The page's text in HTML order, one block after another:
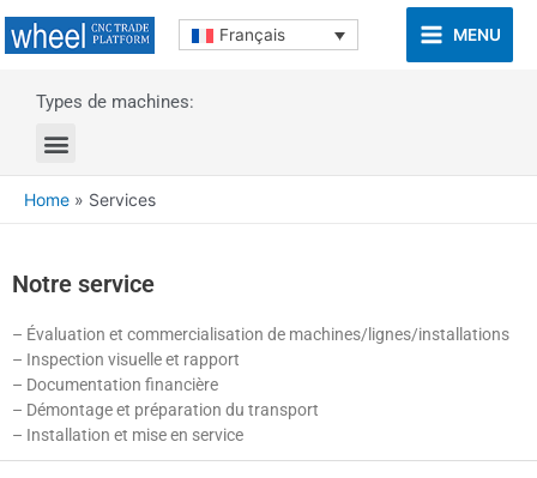
Français MENU
Types de machines:
Home » Services
Notre service
– Évaluation et commercialisation de machines/lignes/installations
– Inspection visuelle et rapport
– Documentation financière
– Démontage et préparation du transport
– Installation et mise en service